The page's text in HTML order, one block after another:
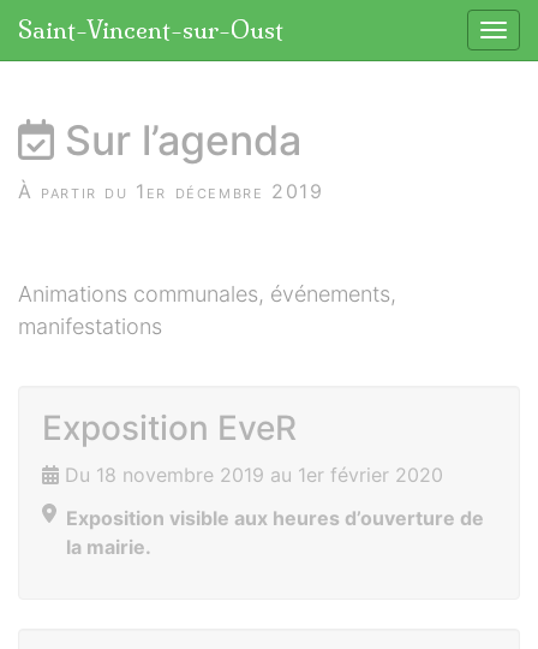
Saint-Vincent-sur-Oust
Sur l’agenda
À partir du 1er décembre 2019
Animations communales, événements,
manifestations
Exposition EveR
Du 18 novembre 2019 au 1er février 2020
Exposition visible aux heures d’ouverture de
la mairie.
Panneau de gestion des cookies